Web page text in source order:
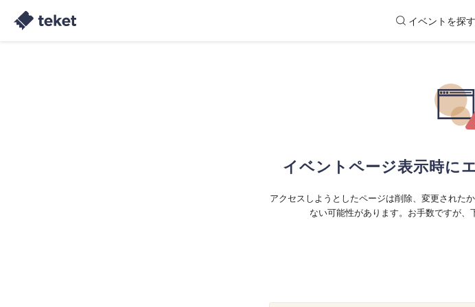
イベントを探す
イベントページ表示時に
アクセスしようとしたページは削除、変更された
ない可能性があります。お手数ですが、